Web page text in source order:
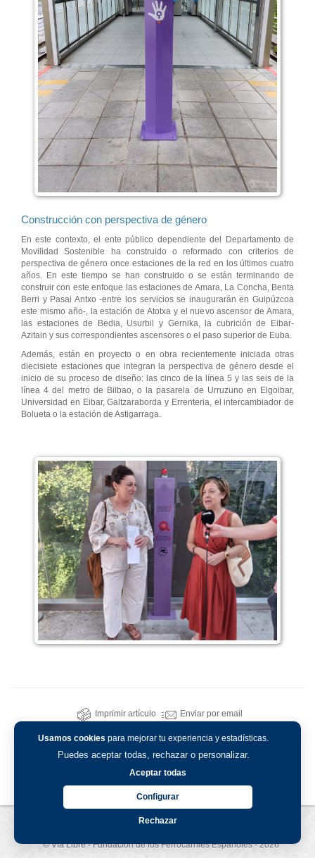
Usamos cookies para mejorar tu experiencia y estadísticas.
Puedes aceptar todas, rechazar o personalizar.
Aceptar todas
Configurar
Rechazar
Construcción con perspectiva de género
En este contexto, el ente público dependiente del Departamento de
Movilidad Sostenible ha construido o reformado con criterios de
perspectiva de género once estaciones de la red en los últimos cuatro
años. En este tiempo se han construido o se están terminando de
construir con este enfoque las estaciones de Amara, La Concha, Benta
Berri y Pasai Antxo -entre los servicios se inaugurarán en Guipúzcoa
este mismo año-, la estación de Atotxa y el nuevo ascensor de Amara,
las estaciones de Bedia, Usurbil y Gernika, la cubrición de Eibar-
Azitain y sus correspondientes ascensores o el paso superior de Euba.
Además, están en proyecto o en obra recientemente iniciada otras
diecisiete estaciones que integran la perspectiva de género desde el
inicio de su proceso de diseño: las cinco de la línea 5 y las seis de la
línea 4 del metro de Bilbao, o la pasarela de Urruzuno en Elgoibar,
Universidad en Eibar, Galtzaraborda y Errenteria, el intercambiador de
Bolueta o la estación de Astigarraga.
Imprimir artículo Enviar por email
Política de privacidad
© Vía Libre - Fundación de los Ferrocarriles Españoles - 2026